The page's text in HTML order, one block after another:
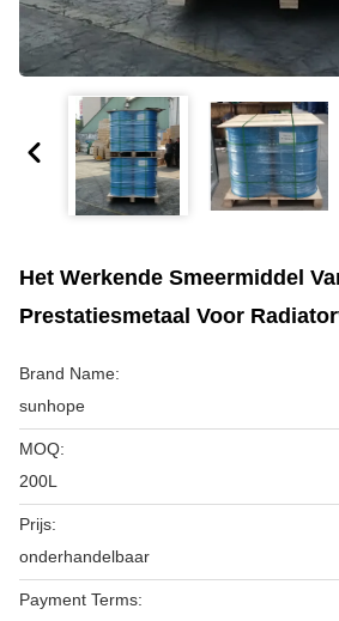
Het Werkende Smeermiddel
Prestatiesmetaal Voor
Brand Name:
sunhope
MOQ:
200L
Prijs:
onderhandelbaar
Payment Terms: